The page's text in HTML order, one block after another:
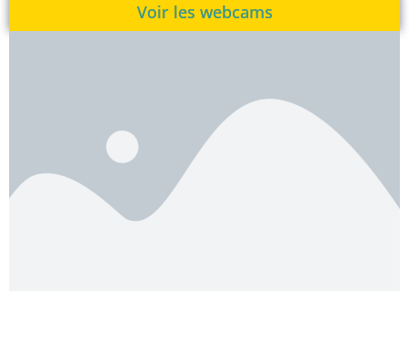
Voir les webcams